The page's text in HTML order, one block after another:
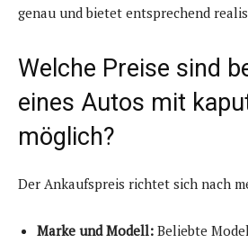
genau und bietet entsprechend
Welche Preise sind
eines Autos mit
möglich?
Der Ankaufspreis richtet sich nach
Marke und Modell: Beliebte